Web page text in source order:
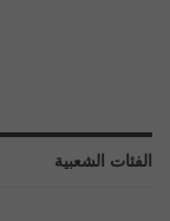
الفئات الشعبية